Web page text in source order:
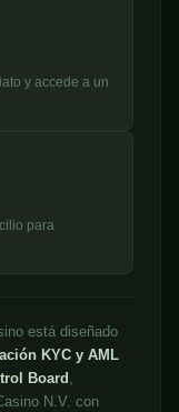
y accede a un
para
está diseñado
KYC y AML
Board ,
N.V. con